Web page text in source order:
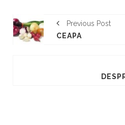
Previous Post
CEAPA